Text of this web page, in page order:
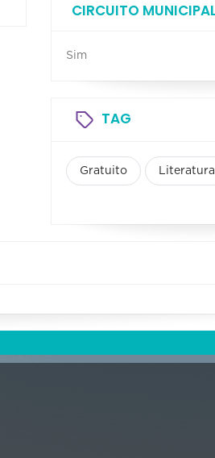
CIRCUITO
Sim
TAG
Gratuito Literatura